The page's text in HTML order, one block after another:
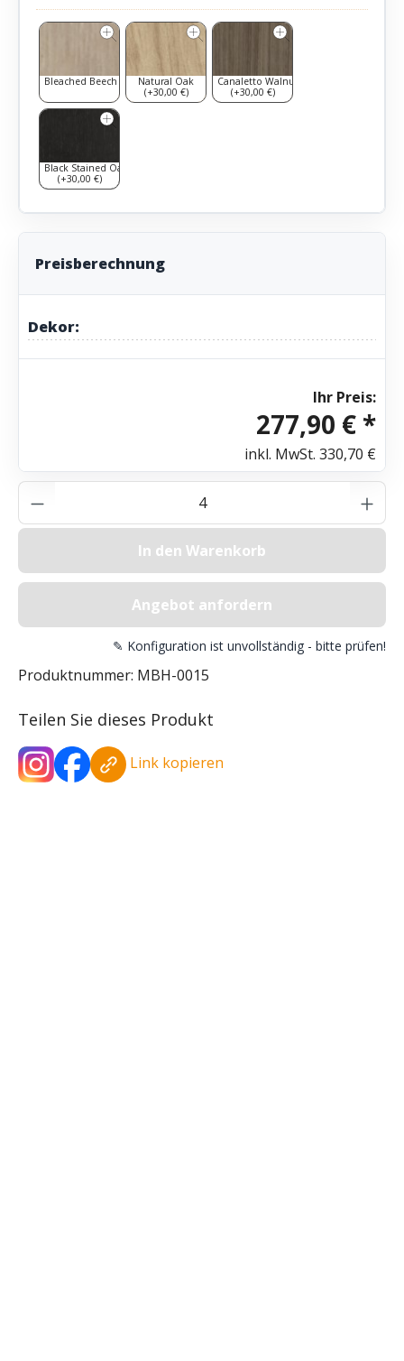
Bleached Beech
Natural Oak
(+30,00 €)
Canaletto Walnut
(+30,00 €)
Black Stained Oak
(+30,00 €)
Preisberechnung
Dekor:
Ihr Preis:
277,90 € *
inkl. MwSt. 330,70 €
Produkt Anzahl: Gib den gewünschten
In den Warenkorb
Angebot anfordern
✎ Konfiguration ist unvollständig - bitte prüfen!
Produktnummer: MBH-0015
Teilen Sie dieses Produkt
Link kopieren